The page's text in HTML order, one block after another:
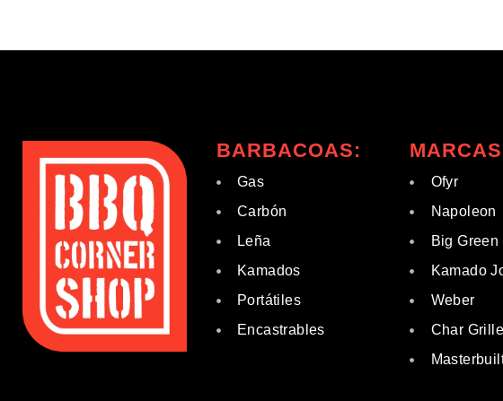
BARBACOAS:
Gas
Carbón
Leña
Kamados
Portátiles
Encastrables
Ofyr
Napoleon
Big Green
Kamado
Weber
Char